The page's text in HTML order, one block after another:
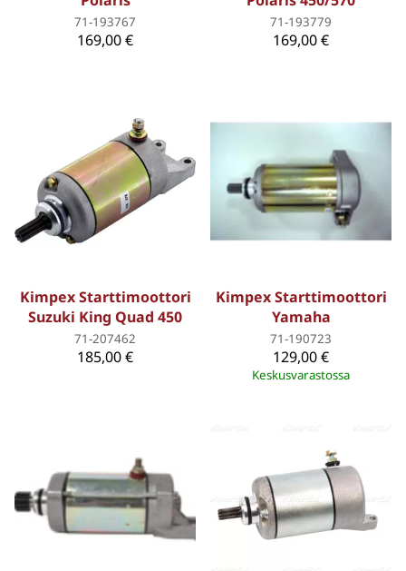
71-193767
169,00 €
71-193779
169,00 €
Kimpex Starttimoottori
Suzuki King Quad 450
71-207462
185,00 €
Kimpex Starttimoottori
Yamaha
71-190723
129,00 €
Keskusvarastossa